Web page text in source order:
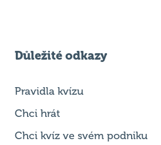
Důležité odkazy
Pravidla kvízu
Chci hrát
Chci kvíz ve svém podniku